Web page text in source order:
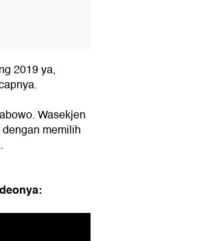
2019 ya,
Wasekjen
memilih